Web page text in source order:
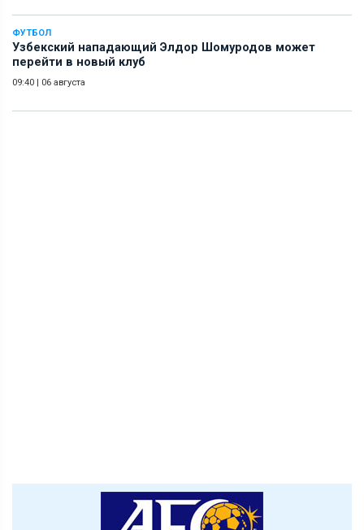
ФУТБОЛ
Узбекский нападающий Элдор Шомуродов может
перейти в новый клуб
09:40 | 06 августа